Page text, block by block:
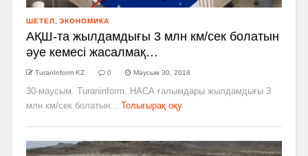
ШЕТЕЛ ЭКОНОМИКА
АҚШ­-та жылдамдығы 3 млн км/сек болатын
әуе кемесі жасалмақ…
TuranInform KZ 0 Маусым 30, 2018
30-маусым. Turaninform. НАСА ғалымдары жылдамдығы 3
млн км/сек болатын...
Толығырақ оқу